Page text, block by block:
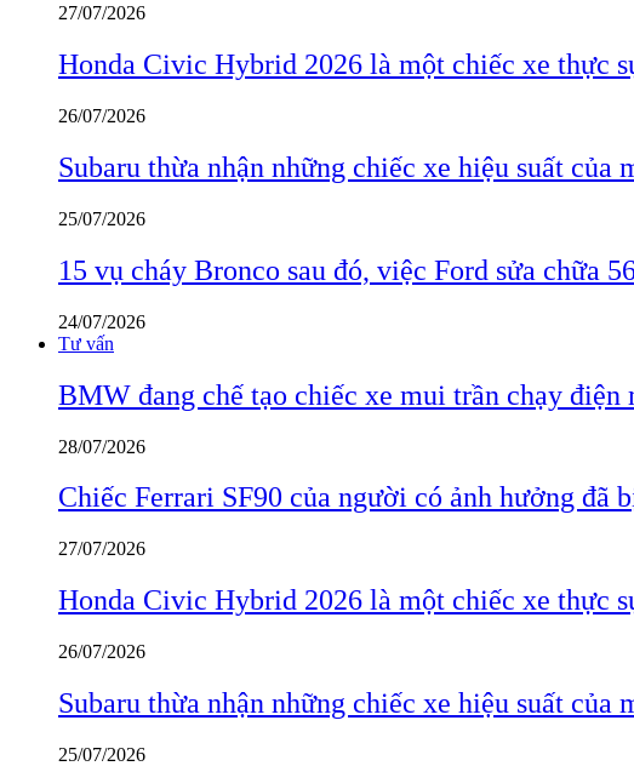
27/07/2026
Honda Civic Hybrid 2026 là một chiếc xe thực
26/07/2026
Subaru thừa nhận những chiếc xe hiệu suất
25/07/2026
15 vụ cháy Bronco sau đó, việc Ford sửa chữa
24/07/2026
Tư vấn
BMW đang chế tạo chiếc xe mui trần chạy điện
28/07/2026
Chiếc Ferrari SF90 của người có ảnh hưởng đã
27/07/2026
Honda Civic Hybrid 2026 là một chiếc xe thực
26/07/2026
Subaru thừa nhận những chiếc xe hiệu suất
25/07/2026